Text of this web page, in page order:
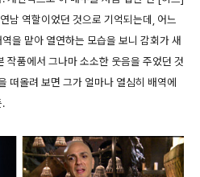
남 역할이었던 것으로 기억되는데, 어느
을 맡아 열연하는 모습을 보니 감회가 새
작품에서 그나마 소소한 웃음을 주었던 것
떠올려 보면 그가 얼마나 열심히 배역에
.